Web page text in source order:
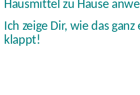
Hausmittel zu Hause
Ich zeige Dir, wie das
klappt!